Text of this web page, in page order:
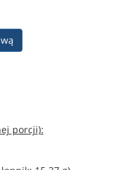
porcji):